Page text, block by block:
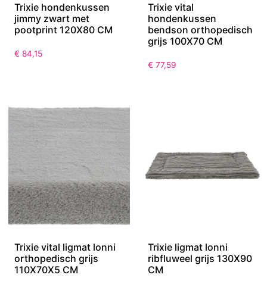
Trixie hondenkussen
jimmy zwart met
pootprint 120X80 CM
€ 84,15
Trixie vital
hondenkussen
bendson orthopedisch
grijs 100X70 CM
€ 77,59
Trixie vital ligmat lonni
orthopedisch grijs
110X70X5 CM
Trixie ligmat lonni
ribfluweel grijs 130X90
CM